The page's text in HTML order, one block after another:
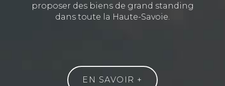
proposer des biens de grand standing
dans toute la Haute-Savoie.
EN SAVOIR +